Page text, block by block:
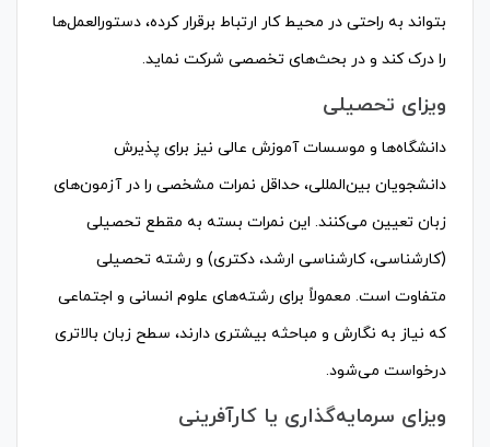
بتواند به راحتی در محیط کار ارتباط برقرار کرده، دستورالعمل‌ها
را درک کند و در بحث‌های تخصصی شرکت نماید.
ویزای تحصیلی
دانشگاه‌ها و موسسات آموزش عالی نیز برای پذیرش
دانشجویان بین‌المللی، حداقل نمرات مشخصی را در آزمون‌های
زبان تعیین می‌کنند. این نمرات بسته به مقطع تحصیلی
(کارشناسی، کارشناسی ارشد، دکتری) و رشته تحصیلی
متفاوت است. معمولاً برای رشته‌های علوم انسانی و اجتماعی
که نیاز به نگارش و مباحثه بیشتری دارند، سطح زبان بالاتری
درخواست می‌شود.
ویزای سرمایه‌گذاری یا کارآفرینی